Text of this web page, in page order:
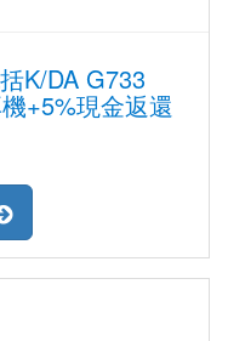
K/DA G733
+5%現金返還